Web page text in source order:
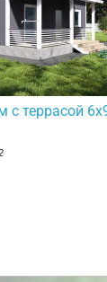
с террасой